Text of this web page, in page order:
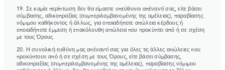
19. Σε καμία περίπτωση δεν θα είμαστε υπεύθυνοι απέναντί σας, είτε βάσει
σύμβασης, αδικοπραξίας (συμπεριλαμβανομένης της αμέλειας), παραβίασης
νόμιμου καθήκοντος ή άλλως, για οποιαδήποτε απώλεια κέρδους ή
οποιαδήποτε έμμεση ή επακόλουθη απώλεια που προκύπτει από ή σε σχέση
με τους Όρους.
20. Η συνολική ευθύνη μας απέναντί σας για όλες τις άλλες απώλειες που
προκύπτουν από ή σε σχέση με τους Όρους, είτε βάσει σύμβασης,
αδικοπραξίας (συμπεριλαμβανομένης της αμέλειας), παραβίασης νόμιμου